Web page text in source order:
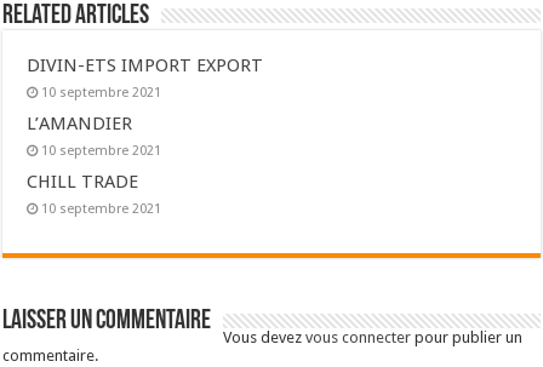
Related Articles
DIVIN-ETS IMPORT EXPORT
10 septembre 2021
L’AMANDIER
10 septembre 2021
CHILL TRADE
10 septembre 2021
Laisser un commentaire
Vous devezvous connecter pour publier un
commentaire.